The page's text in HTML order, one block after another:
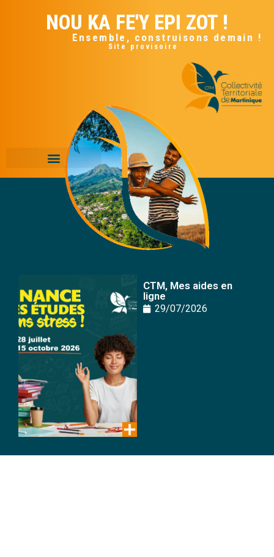
NOU KA FE'Y EPI ZOT !
Ensemble, construisons demain !
Site provisoire
CTM, Mes aides en
ligne
29/07/2026